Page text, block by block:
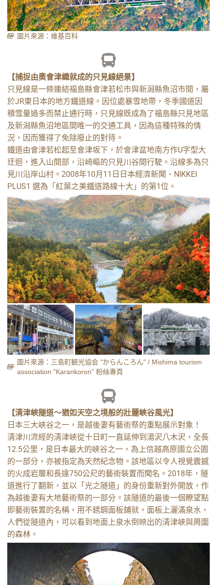
DAY 3
只見線－清津峽隧道－水
上町
圖片來源：維基百科
【捕捉由奧會津織就成的只見線絕景】
只見線是一條連結福島縣會津若松市與新潟縣魚沼市間，屬
於JR東日本的地方鐵道線。因位處暴雪地帶，冬季國道因
積雪量過多而禁止通行時，只見線既成為了福島縣只見地區
及新潟縣魚沼地區間唯一的交通工具，因為這種特殊的情
況，因而獲得了免除廢止的對待。
鐵道由會津若松起至會津坂下，於會津盆地南方作U字型大
迂迴，進入山間部，沿崎嶇的只見川谷間行駛。沿線多為只
見川沿岸山村。2008年10月11日日本經濟新聞、NIKKEI
PLUS1 選為「紅葉之美鐵道路線十大」的第1位。
圖片來源：三島町観光協会 "からんころん" / Mishima tourism
association "Karankoron" 粉絲專頁
【清津峽隧道～猶如天空之境般的壯麗峽谷風光】
日本三大峽谷之一，是越後妻有藝術祭的重點展示對象！
清津川流經的清津峽從十日町一直延伸到湯沢八木沢，全長
12.5公里，是日本最大的峽谷之一，為上信越高原國立公園
的一部分，亦被指定為天然紀念物。該地區以令人視覺震撼
的火成岩層和長達750公尺的藝術裝置而聞名。2018年，隧
道進行了翻新，並以「光之隧道」的身份重新對外開放，作
為越後妻有大地藝術祭的一部分。該隧道的最後一個瞭望點
即藝術裝置的名稱，用不銹鋼面板鋪就，面板上灑滿泉水，
人們從隧道內，可以看到地面上泉水倒映出的清津峽與周圍
的森林。